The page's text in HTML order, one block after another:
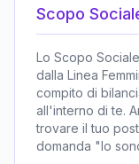
Scopo
Lo Scopo
dalla Linea
compito di
all'interno di te.
trovare il tuo
domanda "Io